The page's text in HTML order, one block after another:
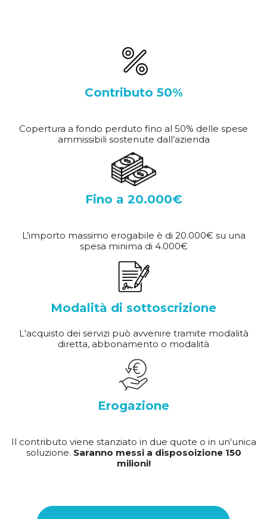
Contributo 50%
Copertura a fondo perduto fino al 50% delle spese
ammissibili sostenute dall’azienda
Fino a 20.000€
L’importo massimo erogabile è di 20.000€ su una
spesa minima di 4.000€
Modalità di sottoscrizione
L'acquisto dei servizi può avvenire tramite modalità
diretta, abbonamento o modalità
Erogazione
Il contributo viene stanziato in due quote o in un'unica
soluzione. Saranno messi a disposoizione 150
milioni!